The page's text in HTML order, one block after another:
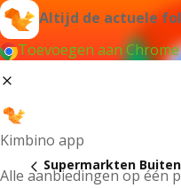
Altijd de actuele
Toevoegen aan Chrome
Kimbino app
Alle aanbiedingen op één
Supermarkten